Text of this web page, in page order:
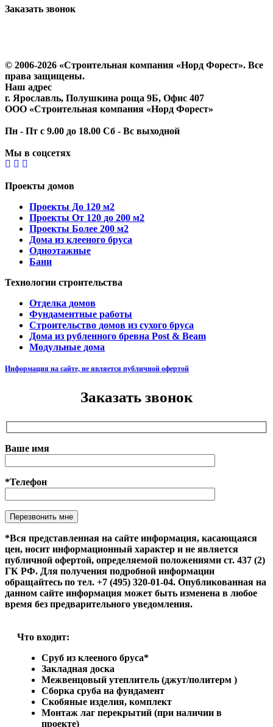
Заказать звонок
© 2006-2026 «Строительная компания «Норд Форест». Все
права защищены.
Наш адрес
г. Ярославль, Полушкина роща 9Б, Офис 407
ООО «Строительная компания «Норд Форест»
Пн - Пт с 9.00 до 18.00 Сб - Вс выходной
Мы в соцсетях
Проекты домов
Проекты До 120 м2
Проекты От 120 до 200 м2
Проекты Более 200 м2
Дома из клееного бруса
Одноэтажные
Бани
Технологии строительства
Отделка домов
Фундаментные работы
Строительство домов из сухого бруса
Дома из рубленного бревна Post & Beam
Модульные дома
Информация на сайте, не является публичной офертой
Заказать звонок
Ваше имя
*Телефон
Оставьте это поле пустым.
*Вся представленная на сайте информация, касающаяся
цен, носит информационный характер и не является
публичной офертой, определяемой положениями ст. 437 (2)
ГК РФ. Для получения подробной информации
обращайтесь по тел. +7 (495) 320-01-04. Опубликованная на
данном сайте информация может быть изменена в любое
время без предварительного уведомления.
Что входит:
Сруб из клееного бруса*
Закладная доска
Межвенцовый утеплитель (джут/политерм )
Сборка сруба на фундамент
Скобяные изделия, комплект
Монтаж лаг перекрытий (при наличии в
проекте)